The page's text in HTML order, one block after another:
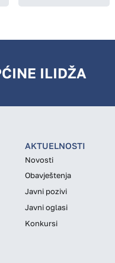
ILIDŽA
AKTUELNOSTI
Novosti
Obavještenja
Javni pozivi
Javni oglasi
Konkursi